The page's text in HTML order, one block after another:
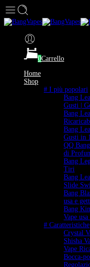
0Carrello
Home
Shop
# I più popolari
Bang
Gusti |
Bang
Bang
Gusti in
QQ
di
Bang
Tiri
Bang
Slide
Bang
usa e
Bang
Vape
# Caratteristiche
Crystal
Shisha
Vape
Bocca-